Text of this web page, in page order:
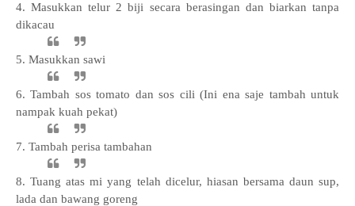
4. Masukkan telur 2 biji secara berasingan dan biarkan tanpa
dikacau
5. Masukkan sawi
6. Tambah sos tomato dan sos cili (Ini ena saje tambah untuk
nampak kuah pekat)
7. Tambah perisa tambahan
8. Tuang atas mi yang telah dicelur, hiasan bersama daun sup,
lada dan bawang goreng